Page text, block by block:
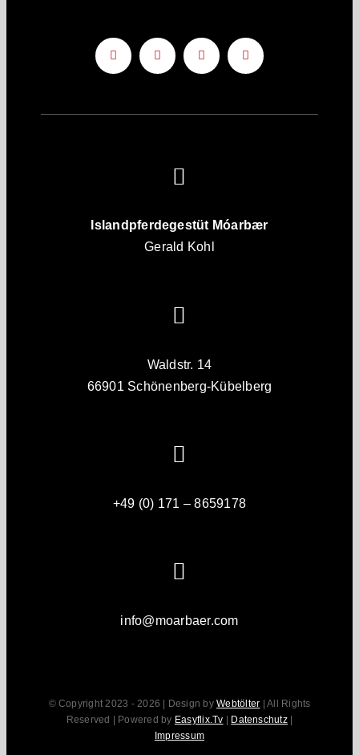
Islandpferdegestüt Móarbær
Gerald Kohl
Waldstr. 14
66901 Schönenberg-Kübelberg
+49 (0) 171 – 8659178
info@moarbaer.com
© Copyright 2023 - 2026 | Design byWebtölter | All Rights
Reserved | Powered by Easyflix.Tv Datenschutz|
Impressum